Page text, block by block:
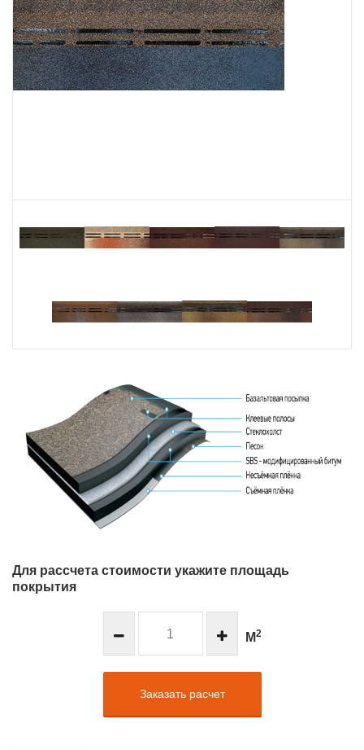
М2
Для рассчета стоимости укажите площадь
покрытия
Заказать расчет